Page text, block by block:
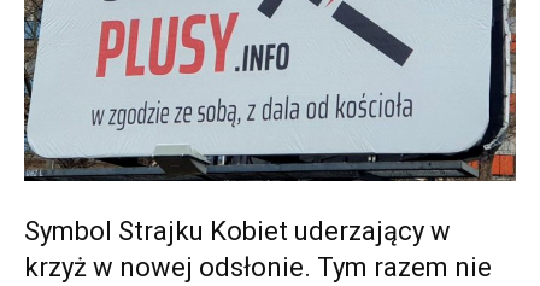
Symbol Strajku Kobiet uderzający w
krzyż w nowej odsłonie. Tym razem nie